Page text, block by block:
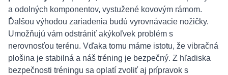
a odolných komponentov, vystužené kovovým rámom.
Ďalšou výhodou zariadenia budú vyrovnávacie nožičky.
Umožňujú vám odstrániť akýkoľvek problém s
nerovnosťou terénu. Vďaka tomu máme istotu, že vibračná
plošina je stabilná a náš tréning je bezpečný. Z hľadiska
bezpečnosti tréningu sa oplatí zvoliť aj prípravok s